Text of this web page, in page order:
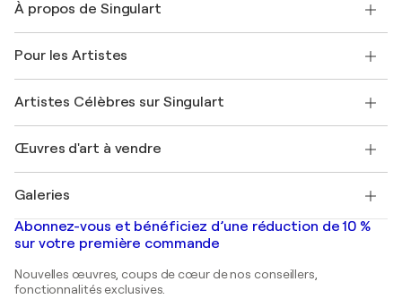
Expédition
Offrir une carte cadeau
Rejoignez notre programme commercial
Mon compte
+33 1 76 44 06 42
À propos de Singulart
FAQ
Magazine Singulart
Emplois
Découvrez une sélection d'art original
Pour les Artistes
Se connecter en tant qu'Artiste
Artistes Célèbres sur Singulart
Marc Chagall
Banksy
Mr. Brainwash
Shepard Fairey
Œuvres d'art à vendre
Tableaux abstraits à vendre
Peintures de paysage
Estampes
Peintures acryliques
Galeries
Galeries d'art en France
Galeries d'art en Belgique
Abonnez-vous et bénéficiez d’une réduction de 10 %
sur votre première commande
Nouvelles œuvres, coups de cœur de nos conseillers,
fonctionnalités exclusives.